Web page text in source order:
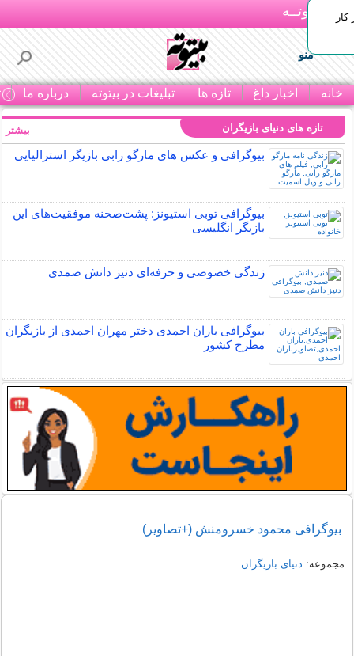
بـیتوتــه
منو
خانه اخبار داغ تازه ها تبلیغات در بیتوته درباره ما
تازه های دنیای بازیگران
بیوگرافی و عکس های مارگو رابی بازیگر استرالیایی
بیوگرافی توبی استیونز: پشت‌صحنه موفقیت‌های این
بازیگر انگلیسی
زندگی خصوصی و حرفه‌ای دنیز دانش صمدی
بیوگرافی باران احمدی دختر مهران احمدی از بازیگران
مطرح کشور
بیشتر
بیوگرافی محمود خسرومنش (+تصاویر)
مجموعه: دنیای بازیگران